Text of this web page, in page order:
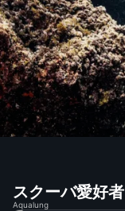
スクーバ愛好者
Aqualung